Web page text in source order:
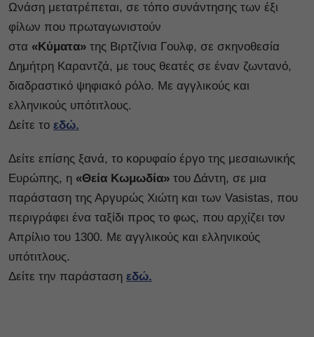
Ωνάση μετατρέπεται, σε τόπο συνάντησης των έξι
φίλων που πρωταγωνιστούν
στα «Κύματα» της Βιρτζίνια Γουλφ, σε σκηνοθεσία
Δημήτρη Καραντζά, με τους θεατές σε έναν ζωντανό,
διαδραστικό ψηφιακό ρόλο. Με αγγλικούς και
ελληνικούς υπότιτλους.
Δείτε το εδώ.
Δείτε επίσης ξανά, το κορυφαίο έργο της μεσαιωνικής
Ευρώπης, η «Θεία Κωμωδία» του Δάντη, σε μια
παράσταση της Αργυρώς Χιώτη και των Vasistas, που
περιγράφει ένα ταξίδι προς το φως, που αρχίζει τον
Απρίλιο του 1300. Με αγγλικούς και ελληνικούς
υπότιτλους.
Δείτε την παράσταση εδώ.